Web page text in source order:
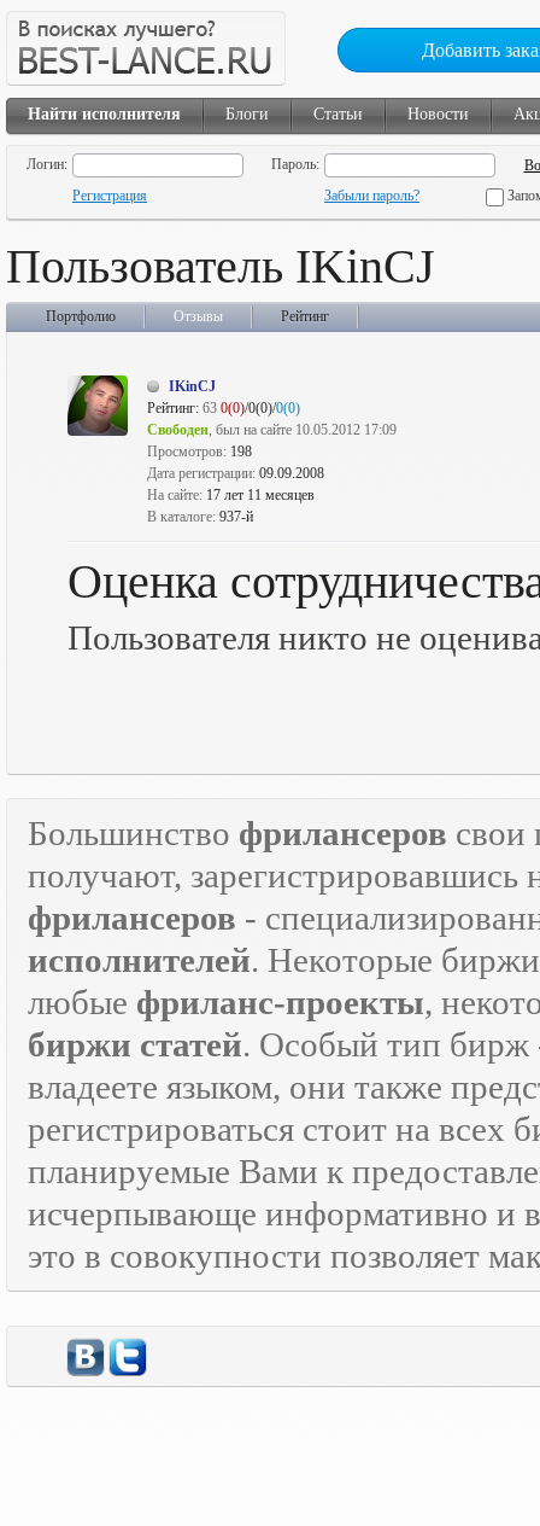
Добавить
Найти исполнителя Блоги Статьи Новости
Логин:
Пароль:
Регистрация
Забыли пароль?
Пользователь IKinCJ
Портфолио Отзывы Рейтинг
IKinCJ
Рейтинг: 63 0(0)/0(0)/0(0)
Свободен, был на сайте 10.05.2012 17:09
Просмотров: 198
Дата регистрации: 09.09.2008
На сайте: 17 лет 11 месяцев
В каталоге: 937-й
Оценка
Пользователя никто не
Большинство фрилансеров свои
получают, зарегистрировавшись
фрилансеров -
исполнителей. Некоторые
любые фриланс-проекты,
биржи статей. Особый тип бирж
владеете языком, они также
регистрироваться стоит на
планируемые Вами к
исчерпывающе информативно и
это в совокупности позволяет